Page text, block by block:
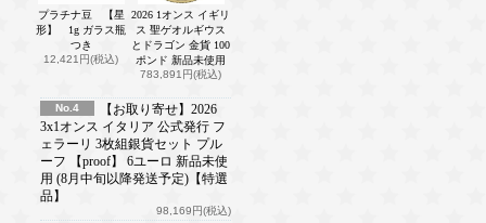
プラチナ豆 【星
形】 1g ガラス瓶
つき
12,421円(税込)
2026 1オンス イギリ
ス 聖ゲオルギウス
とドラゴン 金貨 100
ポンド 新品未使用
783,891円(税込)
No.4
【お取り寄せ】2026
3x1オンス イタリア 公式発行 フ
ェラーリ 3枚組銀貨セット プル
ーフ 【proof】 6ユーロ 新品未使
用 (8月中旬以降発送予定)【特選
品】
98,169円(税込)